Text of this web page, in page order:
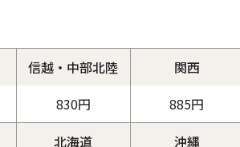
信越・中部北陸
830円
関西
885円
北海道 沖縄